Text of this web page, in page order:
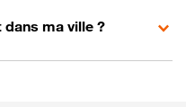
dans ma ville ?